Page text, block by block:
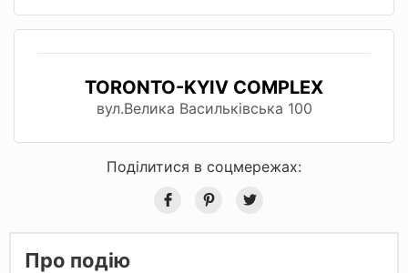
TORONTO-KYIV COMPLEX
вул.Велика Васильківська 100
Поділитися в соцмережах:
Про подію